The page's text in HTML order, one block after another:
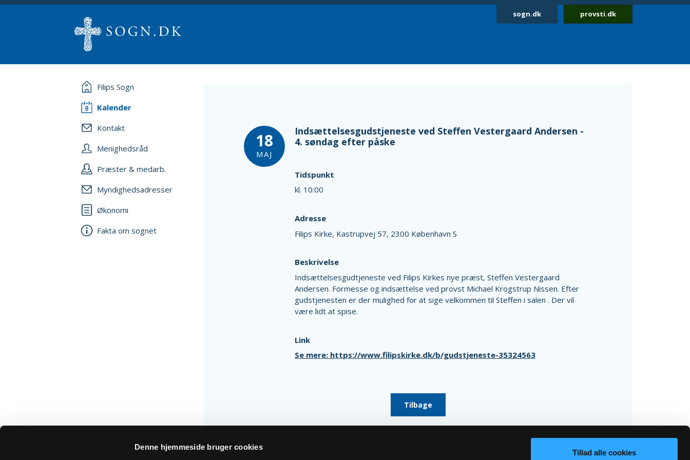
Denne hjemmeside bruger cookies
Tillad alle cookies
sogn.dk provsti.dk
Filips Sogn
Kalender
Kontakt
Menighedsråd
Præster & medarb.
Myndighedsadresser
Økonomi
Fakta om sognet
18
MAJ
Indsættelsesgudstjeneste ved Steffen Vestergaard Andersen -
4. søndag efter påske
Tidspunkt
kl. 10:00
Adresse
Filips Kirke, Kastrupvej 57, 2300 København S
Beskrivelse
Indsættelsesgudtjeneste ved Filips Kirkes nye præst, Steffen Vestergaard
Andersen. Formesse og indsættelse ved provst Michael Krogstrup Nissen. Efter
gudstjenesten er der mulighed for at sige velkommen til Steffen i salen . Der vil
være lidt at spise.
Link
Se mere: https://www.filipskirke.dk/b/gudstjeneste-35324563
Tilbage